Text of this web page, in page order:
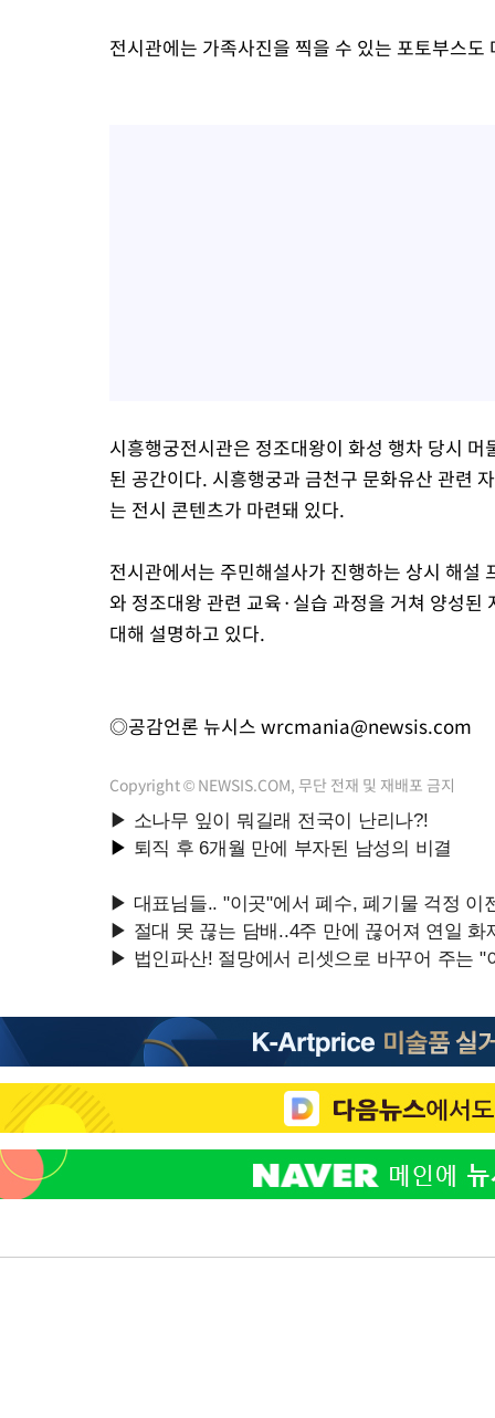
전시관에는 가족사진을 찍을 수 있는 포토부스도
시흥행궁전시관은 정조대왕이 화성 행차 당시
된 공간이다. 시흥행궁과 금천구 문화유산 관련
는 전시 콘텐츠가 마련돼 있다.
전시관에서는 주민해설사가 진행하는 상시 해설
와 정조대왕 관련 교육·실습 과정을 거쳐 양성
대해 설명하고 있다.
◎공감언론 뉴시스 wrcmania@newsis.com
Copyright © NEWSIS.COM, 무단 전재 및 재배포 금지